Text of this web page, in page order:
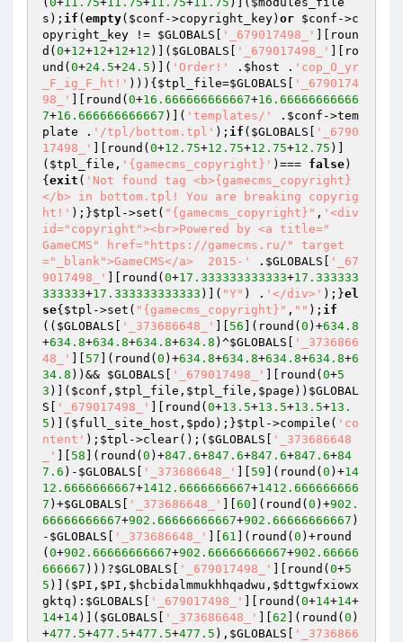
s ); if ( empty( $conf ->copyright_key) or $conf ->c
opyright_key != $GLOBALS '_679017498_'
][roun
d( 0+12+12+12+12 )]( $GLOBALS '_679017498_'
][ro
und( 0+24.5+24.5 )]( 'Order!' . $host . 'cop_O_yr
_F_ig_F_ht!' ))){ $tpl_file=$GLOBALS
'_6790174
98_'
][round( 0+16.666666666667+16.66666666666
7+16.666666666667 )]( 'templates/' . $conf ->tem
plate . '/tpl/bottom.tpl' ); if ( $GLOBALS
'_6790
17498_'
][round( 0+12.75+12.75+12.75+12.75 )]
( $tpl_file , '{gamecms_copyright}' )=== false)
{ exit ( 'Not found tag <b>{gamecms_copyright}
</b> in bottom.tpl! You are breaking copyrig
ht!' );}$tpl ->set( "{gamecms_copyright}" , '<div
id="copyright"><br>Powered by <a title="
GameCMS" href="https://gamecms.ru/" target
="_blank">GameCMS</a>  2015-'
. $GLOBALS
'_67
9017498_'
][round( 0+17.333333333333+17.333333
333333+17.333333333333 )]( "Y" ) . '</div>' );}el
se{ $tpl ->set( "{gamecms_copyright}" , "" ); if
(( $GLOBALS '_373686648_' 56 ](round( 0 )+634.8
+634.8+634.8+634.8+634.8 )^$GLOBALS
'_3736866
48_'
57 ](round( 0 )+634.8+634.8+634.8+634.8+6
34.8 ))&& $GLOBALS '_679017498_' ][round( 0+5
3 )]( $conf , $tpl_file , $tpl_file , $page )) $GLOBAL
S
'_679017498_' ][round( 0+13.5+13.5+13.5+13.
5 )]( $full_site_host , $pdo );}$tpl ->compile( 'co
ntent' ); $tpl ->clear();( $GLOBALS
'_373686648
_'
58 ](round( 0 )+847.6+847.6+847.6+847.6+84
7.6 )- $GLOBALS '_373686648_' 59 ](round( 0 )+14
12.6666666667+1412.6666666667+1412.666666666
7 )+$GLOBALS '_373686648_' 60 ](round( 0 )+902.
66666666667+902.66666666667+902.66666666667 )
- $GLOBALS '_373686648_' 61 ](round( 0 )+round
( 0+902.66666666667+902.66666666667+902.66666
666667 )))?$GLOBALS '_679017498_' ][round( 0+5
5 )]( $PI , $PI , $hcbidalmmukhhqadwu , $dttgwfxiowx
gktq ): $GLOBALS '_679017498_' ][round( 0+14+14+
14+14)]( $GLOBALS '_373686648_' 62 ](round( 0 )
+477.5+477.5+477.5+477.5 ), $GLOBALS
'_3736866